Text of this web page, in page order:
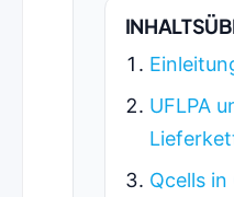
UFLPA
Qcells in